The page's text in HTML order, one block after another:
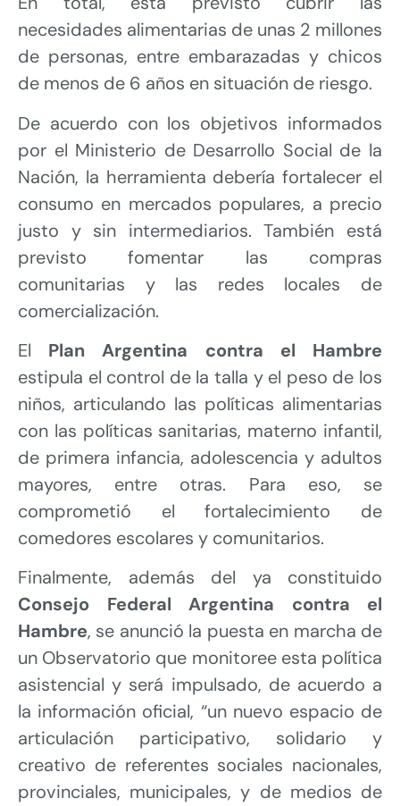
necesidades alimentarias de unas 2 millones
de personas, entre embarazadas y chicos
de menos de 6 años en situación de riesgo.
De acuerdo con los objetivos informados
por el Ministerio de Desarrollo Social de la
Nación, la herramienta debería fortalecer el
consumo en mercados populares, a precio
justo y sin intermediarios. También está
previsto fomentar las compras
comunitarias y las redes locales de
comercialización.
El Plan Argentina contra el Hambre
estipula el control de la talla y el peso de los
niños, articulando las políticas alimentarias
con las políticas sanitarias, materno infantil,
de primera infancia, adolescencia y adultos
mayores, entre otras. Para eso, se
comprometió el fortalecimiento de
comedores escolares y comunitarios.
Finalmente, además del ya constituido
Consejo Federal Argentina contra el
Hambre, se anunció la puesta en marcha de
un Observatorio que monitoree esta política
asistencial y será impulsado, de acuerdo a
la información oficial, “un nuevo espacio de
articulación participativo, solidario y
creativo de referentes sociales nacionales,
provinciales, municipales, y de medios de